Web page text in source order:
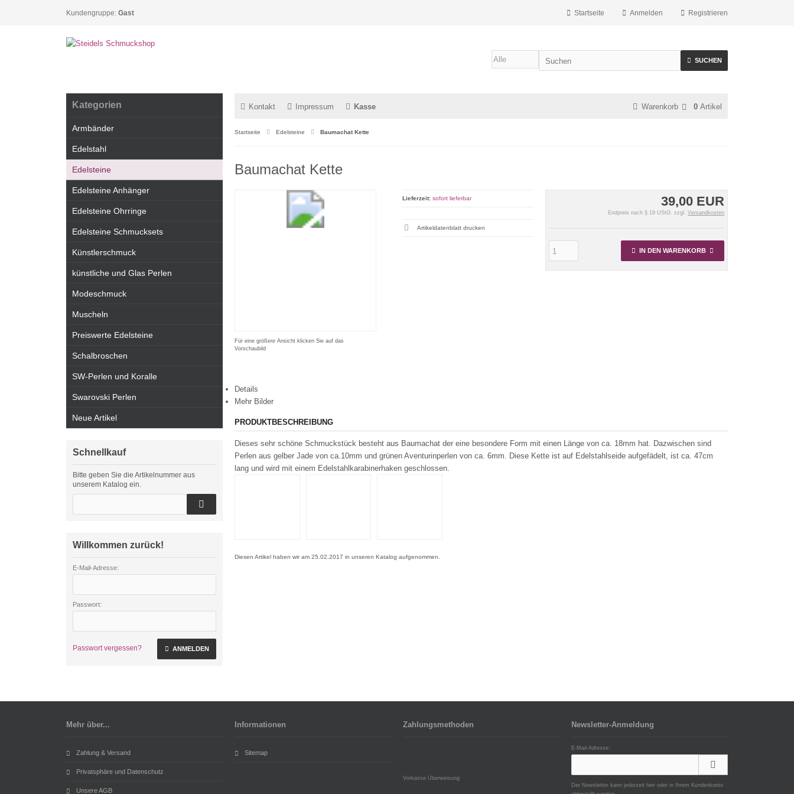
Kundengruppe: Gast Registrieren
Anmelden
Startseite
SUCHEN
Kontakt Impressum Kasse Warenkorb 0 Artikel
Startseite Edelsteine Baumachat Kette
Baumachat Kette
Für eine größere Ansicht klicken Sie auf das
Vorschaubild
39,00 EUR
Endpreis nach § 19 UStG. zzgl. Versandkosten
IN DEN WARENKORB
Lieferzeit: sofort lieferbar
Artikeldatenblatt drucken
Details
Mehr Bilder
PRODUKTBESCHREIBUNG
Dieses sehr schöne Schmuckstück besteht aus Baumachat der eine besondere Form mit einen Länge von ca. 18mm hat. Dazwischen sind
Perlen aus gelber Jade von ca.10mm und grünen Aventurinperlen von ca. 6mm. Diese Kette ist auf Edelstahlseide aufgefädelt, ist ca. 47cm
lang und wird mit einem Edelstahlkarabinerhaken geschlossen.
Diesen Artikel haben wir am 25.02.2017 in unseren Katalog aufgenommen.
Kategorien
Armbänder
Edelstahl
Edelsteine
Edelsteine Anhänger
Edelsteine Ohrringe
Edelsteine Schmucksets
Künstlerschmuck
künstliche und Glas Perlen
Modeschmuck
Muscheln
Preiswerte Edelsteine
Schalbroschen
SW-Perlen und Koralle
Swarovski Perlen
Neue Artikel
Schnellkauf
Bitte geben Sie die Artikelnummer aus
unserem Katalog ein.
Willkommen zurück!
E-Mail-Adresse:
Passwort:
Passwort vergessen? ANMELDEN
Mehr über...
Zahlung & Versand
Privatsphäre und Datenschutz
Unsere AGB
Informationen
Sitemap
Zahlungsmethoden
Vorkasse Überweisung
Newsletter-Anmeldung
E-Mail-Adresse:
Der Newsletter kann jederzeit hier oder in Ihrem Kundenkonto